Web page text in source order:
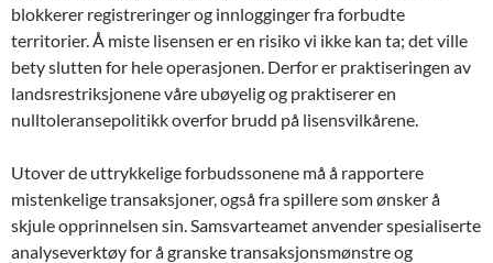
blokkerer registreringer og innlogginger fra forbudte
territorier. Å miste lisensen er en risiko vi ikke kan ta; det ville
bety slutten for hele operasjonen. Derfor er praktiseringen av
landsrestriksjonene våre ubøyelig og praktiserer en
nulltoleransepolitikk overfor brudd på lisensvilkårene.
Utover de uttrykkelige forbudssonene må å rapportere
mistenkelige transaksjoner, også fra spillere som ønsker å
skjule opprinnelsen sin. Samsvarteamet anvender spesialiserte
analyseverktøy for å granske transaksjonsmønstre og